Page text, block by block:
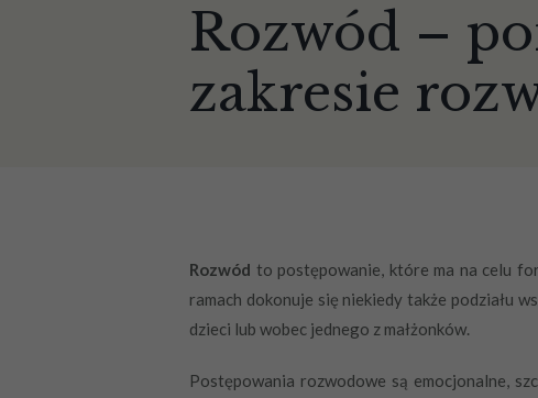
Rozwód –
zakresie
Rozwód to postępowanie, które ma na celu
ramach dokonuje się niekiedy także podziału
dzieci lub wobec jednego z małżonków.
Postępowania rozwodowe są emocjonalne,